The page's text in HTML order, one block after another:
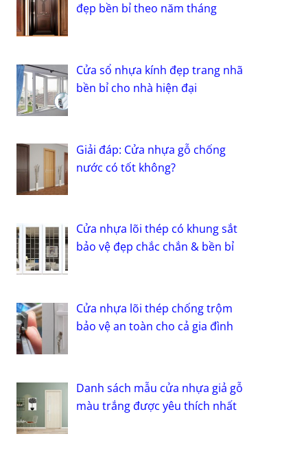
đẹp bền bỉ theo năm tháng
Cửa sổ nhựa kính đẹp trang nhã
bền bỉ cho nhà hiện đại
Giải đáp: Cửa nhựa gỗ chống
nước có tốt không?
Cửa nhựa lõi thép có khung sắt
bảo vệ đẹp chắc chắn & bền bỉ
Cửa nhựa lõi thép chống trộm
bảo vệ an toàn cho cả gia đình
Danh sách mẫu cửa nhựa giả gỗ
màu trắng được yêu thích nhất